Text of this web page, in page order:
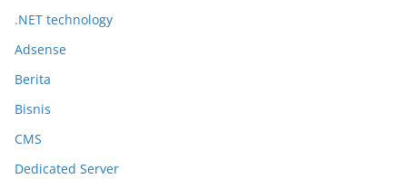
.NET technology
Adsense
Berita
Bisnis
CMS
Dedicated Server